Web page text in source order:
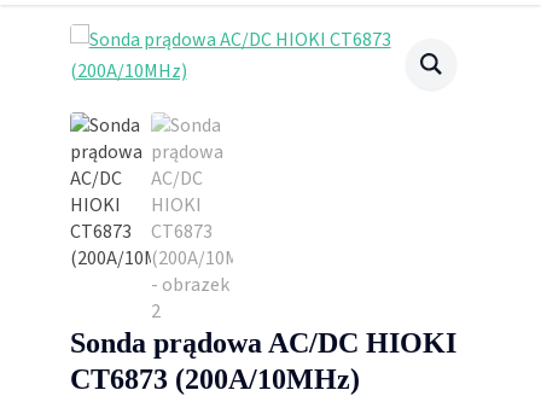
Sonda prądowa AC/DC HIOKI
CT6873 (200A/10MHz)